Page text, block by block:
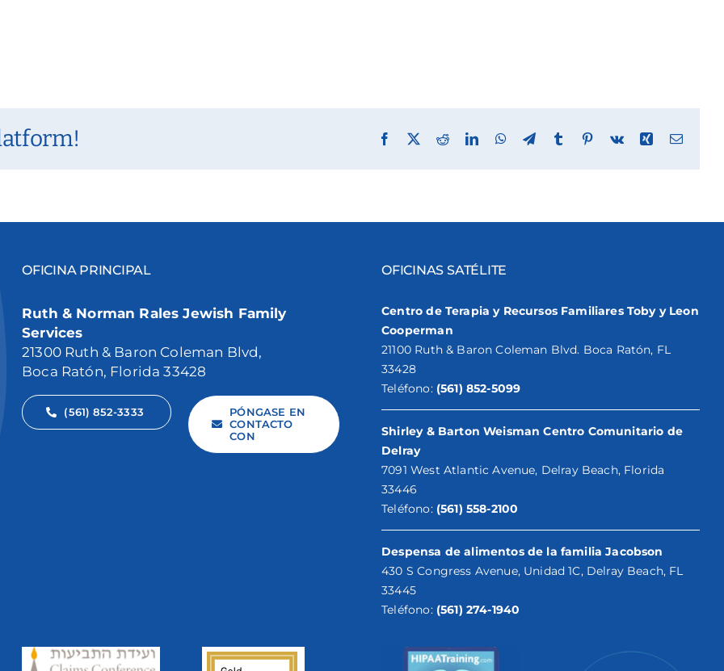
Facebook RedditLinkedInWhatsApp
TelegramTumblr Pinterest
Vk Xing Email
OFICINA PRINCIPAL
Ruth & Norman Rales Jewish Family
Services
21300 Ruth & Baron Coleman Blvd,
Boca Ratón, Florida 33428
(561) 852-3333
PÓNGASE EN
CONTACTO
CON
OFICINAS SATÉLITE
Centro de Terapia y Recursos Familiares Toby y Leon
Cooperman
21100 Ruth & Baron Coleman Blvd. Boca Ratón, FL
33428
Teléfono: (561) 852-5099
Shirley & Barton Weisman Centro Comunitario de
Delray
7091 West Atlantic Avenue, Delray Beach, Florida
33446
Teléfono: (561) 558-2100
Despensa de alimentos de la familia Jacobson
430 S Congress Avenue, Unidad 1C, Delray Beach, FL
33445
Teléfono: (561) 274-1940